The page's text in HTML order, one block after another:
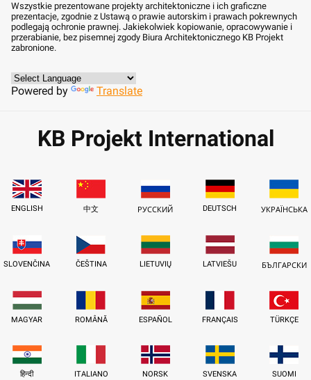
Wszystkie prezentowane projekty architektoniczne i ich graficzne
prezentacje, zgodnie z Ustawą o prawie autorskim i prawach pokrewnych
podlegają ochronie prawnej. Jakiekolwiek kopiowanie, opracowywanie i
przerabianie, bez pisemnej zgody Biura Architektonicznego KB Projekt
zabronione.
Powered by Translate
KB Projekt International
ENGLISH 中文 РУССКИЙ DEUTSCH УКРАЇНСЬКА
SLOVENČINA ČEŠTINA LIETUVIŲ LATVIEŠU БЪЛГАРСКИ
MAGYAR ROMÂNĂ ESPAÑOL FRANÇAIS TÜRKÇE
हिन्दी ITALIANO NORSK SVENSKA SUOMI